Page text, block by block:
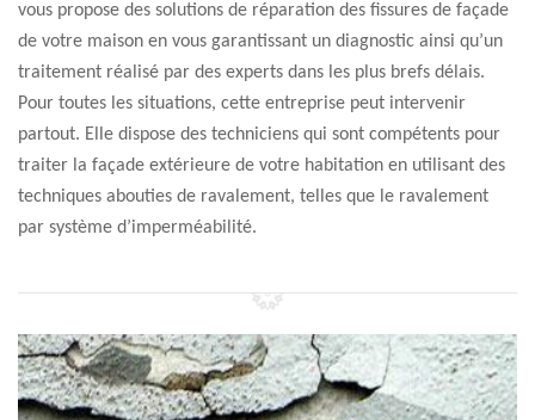
vous propose des solutions de réparation des fissures de façade
de votre maison en vous garantissant un diagnostic ainsi qu’un
traitement réalisé par des experts dans les plus brefs délais.
Pour toutes les situations, cette entreprise peut intervenir
partout. Elle dispose des techniciens qui sont compétents pour
traiter la façade extérieure de votre habitation en utilisant des
techniques abouties de ravalement, telles que le ravalement
par système d’imperméabilité.